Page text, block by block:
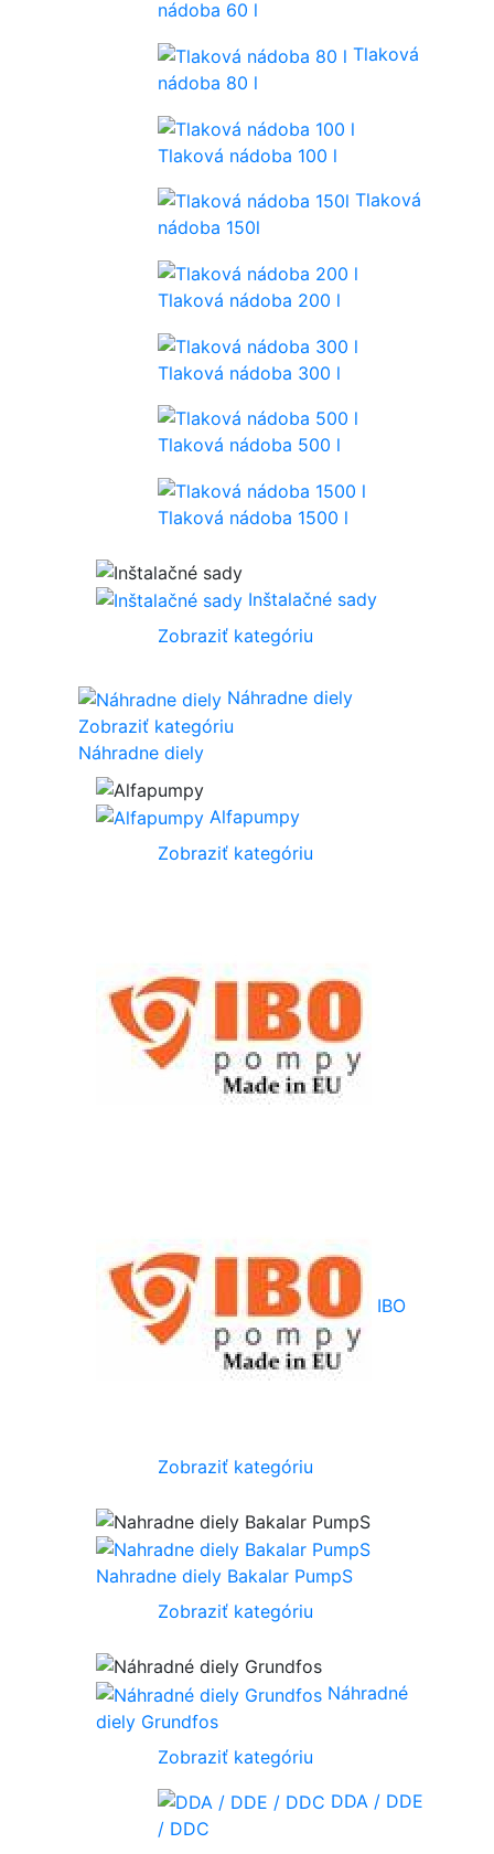
nádoba 60 l
Tlaková
nádoba 80 l
Tlaková nádoba 100 l
Tlaková
nádoba 150l
Tlaková nádoba 200 l
Tlaková nádoba 300 l
Tlaková nádoba 500 l
Tlaková nádoba 1500 l
Inštalačné sady
Zobraziť kategóriu
Náhradne diely
Zobraziť kategóriu
Náhradne diely
Alfapumpy
Zobraziť kategóriu
IBO
Zobraziť kategóriu
Nahradne diely Bakalar PumpS
Zobraziť kategóriu
Náhradné
diely Grundfos
Zobraziť kategóriu
DDA / DDE
/ DDC